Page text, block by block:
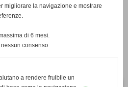
migliorare la navigazione e mostrare
di 6 mesi.
consenso
a rendere fruibile un